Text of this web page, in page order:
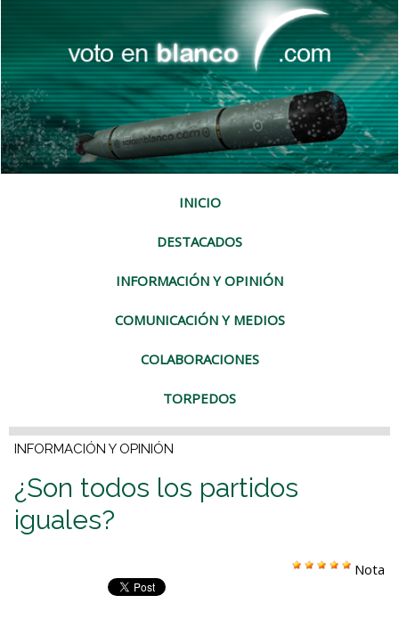
INICIO
DESTACADOS
INFORMACIÓN Y OPINIÓN
COMUNICACIÓN Y MEDIOS
COLABORACIONES
TORPEDOS
INFORMACIÓN Y OPINIÓN
¿Son todos los partidos
iguales?
Nota